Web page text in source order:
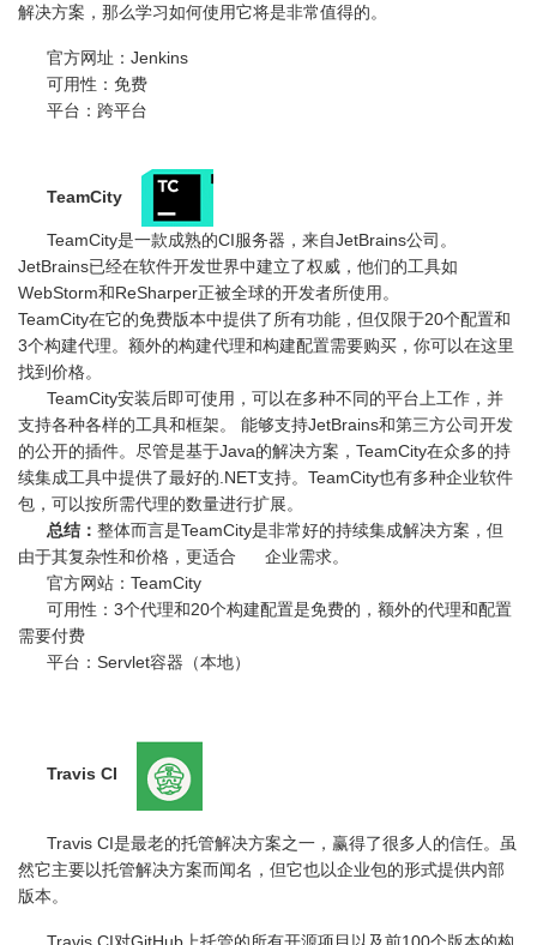
解决方案，那么学习如何使用它将是非常值得的。
官方网址：Jenkins
可用性：免费
平台：跨平台
TeamCity
TeamCity是一款成熟的CI服务器，来自JetBrains公司。
JetBrains已经在软件开发世界中建立了权威，他们的工具如
WebStorm和ReSharper正被全球的开发者所使用。
TeamCity在它的免费版本中提供了所有功能，但仅限于20个配置和
3个构建代理。额外的构建代理和构建配置需要购买，你可以在这里
找到价格。
TeamCity安装后即可使用，可以在多种不同的平台上工作，并
支持各种各样的工具和框架。 能够支持JetBrains和第三方公司开发
的公开的插件。尽管是基于Java的解决方案，TeamCity在众多的持
续集成工具中提供了最好的.NET支持。TeamCity也有多种企业软件
包，可以按所需代理的数量进行扩展。
总结： 整体而言是TeamCity是非常好的持续集成解决方案，但
由于其复杂性和价格，更适合
企业需求。
官方网站：TeamCity
可用性：3个代理和20个构建配置是免费的，额外的代理和配置
需要付费
平台：Servlet容器（本地）
Travis CI
Travis CI是最老的托管解决方案之一，赢得了很多人的信任。虽
然它主要以托管解决方案而闻名，但它也以企业包的形式提供内部
版本。